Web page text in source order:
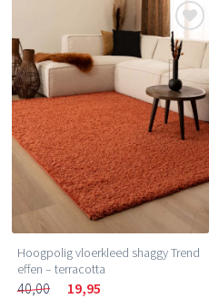
Hoogpolig vloerkleed shaggy Trend
effen – terracotta
40,00 19,95